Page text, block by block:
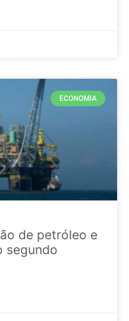
ECONOMIA
de petróleo e
segundo